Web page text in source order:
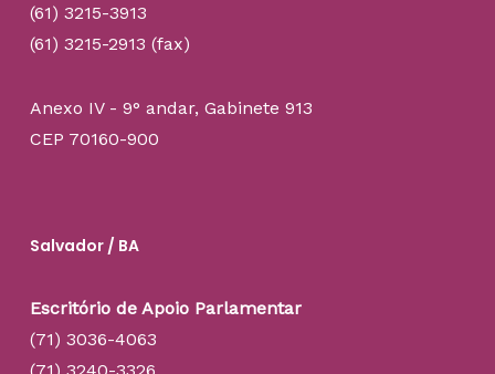
(61) 3215-3913
(61) 3215-2913 (fax)
Anexo IV - 9° andar, Gabinete 913
CEP 70160-900
Salvador / BA
Escritório de Apoio Parlamentar
(71) 3036-4063